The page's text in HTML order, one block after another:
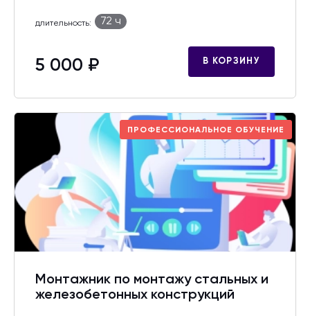
длительность: 72 ч
5 000 ₽ В КОРЗИНУ
ПРОФЕССИОНАЛЬНОЕ ОБУЧЕНИЕ
Монтажник по монтажу стальных и
железобетонных конструкций